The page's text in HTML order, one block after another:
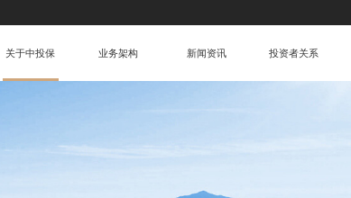
关于中投保 业务架构 新闻资讯 投资者关系